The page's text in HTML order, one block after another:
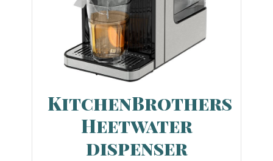
KitchenBrothers
Heetwater
dispenser